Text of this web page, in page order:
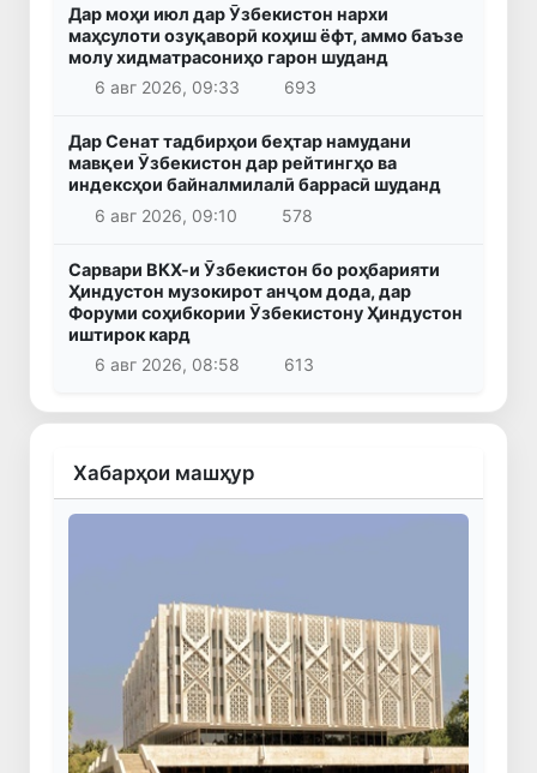
Дар моҳи июл дар Ӯзбекистон нархи
маҳсулоти озуқаворӣ коҳиш ёфт, аммо баъзе
молу хидматрасониҳо гарон шуданд
6 авг 2026, 09:33
693
Дар Сенат тадбирҳои беҳтар намудани
мавқеи Ӯзбекистон дар рейтингҳо ва
индексҳои байналмилалӣ баррасӣ шуданд
6 авг 2026, 09:10
578
Сарвари ВКХ-и Ӯзбекистон бо роҳбарияти
Ҳиндустон музокирот анҷом дода, дар
Форуми соҳибкории Ӯзбекистону Ҳиндустон
иштирок кард
6 авг 2026, 08:58
613
Хабарҳои машҳур